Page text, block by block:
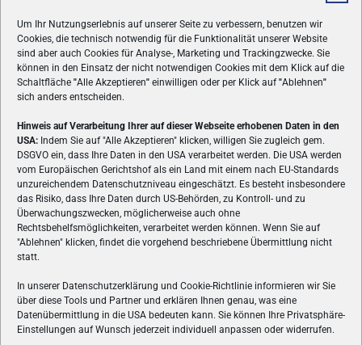
Um Ihr Nutzungserlebnis auf unserer Seite zu verbessern, benutzen wir
Cookies, die technisch notwendig für die Funktionalität unserer Website
sind aber auch Cookies für Analyse-, Marketing und Trackingzwecke. Sie
können in den Einsatz der nicht notwendigen Cookies mit dem Klick auf die
Schaltfläche "Alle Akzeptieren" einwilligen oder per Klick auf"Ablehnen"
sich anders entscheiden.
Hinweis auf Verarbeitung Ihrer auf dieser Webseite erhobenen Daten in den
USA: Indem Sie auf "Alle Akzeptieren" klicken, willigen Sie zugleich gem.
DSGVO ein, dass Ihre Daten in den USA verarbeitet werden. Die USA werden
vom Europäischen Gerichtshof als ein Land mit einem nach EU-Standards
unzureichendem Datenschutzniveau eingeschätzt. Es besteht insbesondere
das Risiko, dass Ihre Daten durch US-Behörden, zu Kontroll- und zu
Überwachungszwecken, möglicherweise auch ohne
Rechtsbehelfsmöglichkeiten, verarbeitet werden können. Wenn Sie auf
"Ablehnen" klicken, findet die vorgehend beschriebene Übermittlung nicht
statt.
In unserer Datenschutzerklärung und Cookie-Richtlinie informieren wir Sie
über diese Tools und Partner und erklären Ihnen genau, was eine
Datenübermittlung in die USA bedeuten kann. Sie können Ihre Privatsphäre-
Einstellungen auf Wunsch jederzeit individuell anpassen oder widerrufen.
ÜBER UNS
VON GAMERN, FÜR GAMER! Gamers.at ist das älteste Online-
Spielemagazin Österreichs und bringt täglich aktuelle News,
Reviews und Videos zu PC- und Konsolenspielen, Gaming-
Hardware und aus der Welt des e-Sport's.
FOLGE UNS